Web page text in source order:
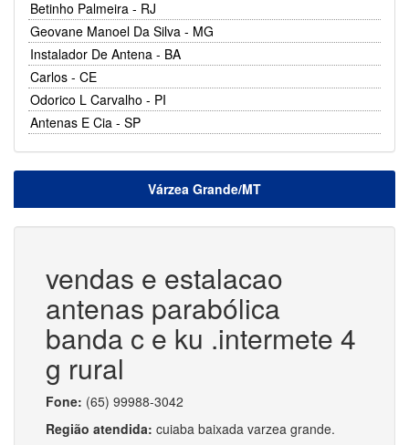
Betinho Palmeira - RJ
Geovane Manoel Da Silva - MG
Instalador De Antena - BA
Carlos - CE
Odorico L Carvalho - PI
Antenas E Cia - SP
Várzea Grande/MT
vendas e estalacao
antenas parabólica
banda c e ku .intermete 4
g rural
Fone: (65) 99988-3042
Região atendida: cuiaba baixada varzea grande.